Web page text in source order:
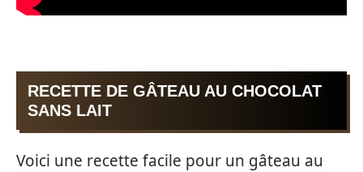
RECETTE DE GÂTEAU AU CHOCOLAT
SANS LAIT
Voici une recette facile pour un gâteau au